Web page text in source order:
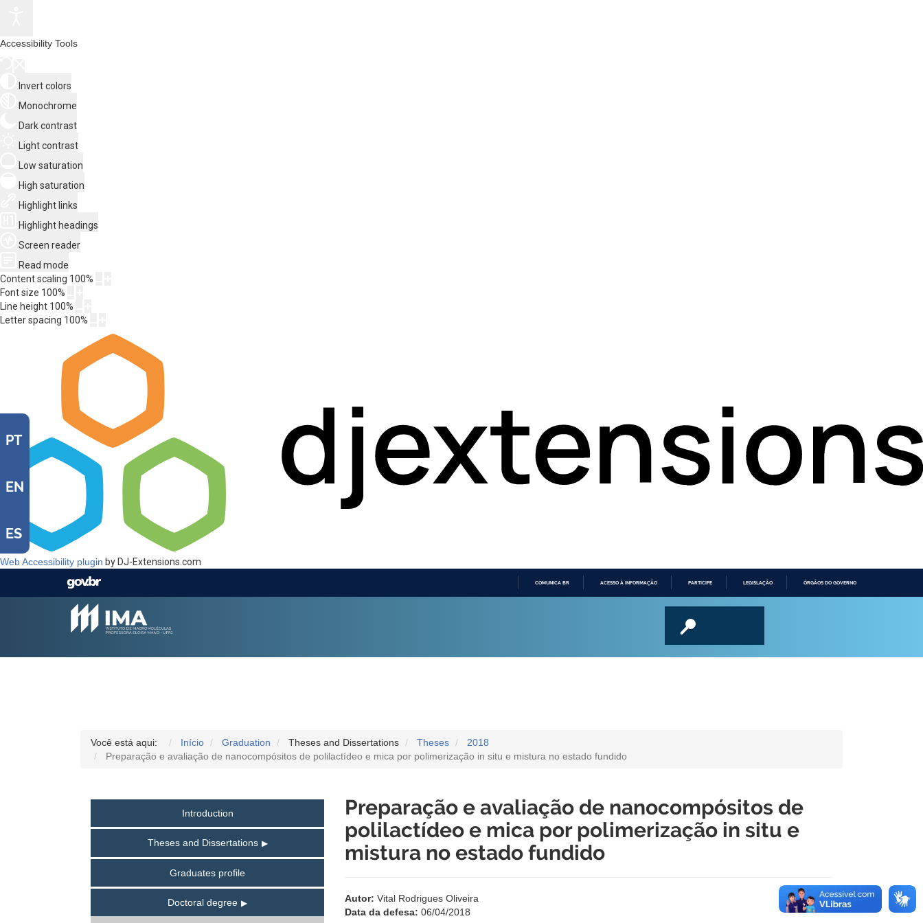
Accessibility Tools
Invert colors
Monochrome
Dark contrast
Light contrast
Low saturation
High saturation
Highlight links
Highlight headings
Screen reader
Read mode
Content scaling 100%
Font size 100%
Line height 100%
Letter spacing 100%
Web Accessibility plugin by DJ-Extensions.com
COMUNICA BR ACESSO À INFORMAÇÃO PARTICIPE LEGISLAÇÃO ÓRGÃOS DO GOVERNO
PT
EN
ES
Você está aqui: Início Graduation Theses and Dissertations Theses
2018
Preparação e avaliação de nanocompósitos de polilactídeo e mica por polimerização in situ e mistura no estado fundido
Introduction
Theses and Dissertations
Graduates profile
Doctoral degree
Preparação e avaliação de nanocompósitos de
polilactídeo e mica por polimerização in situ e
mistura no estado fundido
Autor: Vital Rodrigues Oliveira
Data da defesa: 06/04/2018